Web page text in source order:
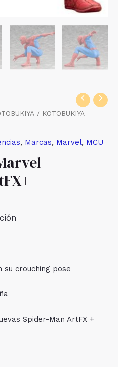
/ KOTOBUKIYA
, Marcas, Marvel, MCU
su crouching pose
Spider-Man ArtFX +